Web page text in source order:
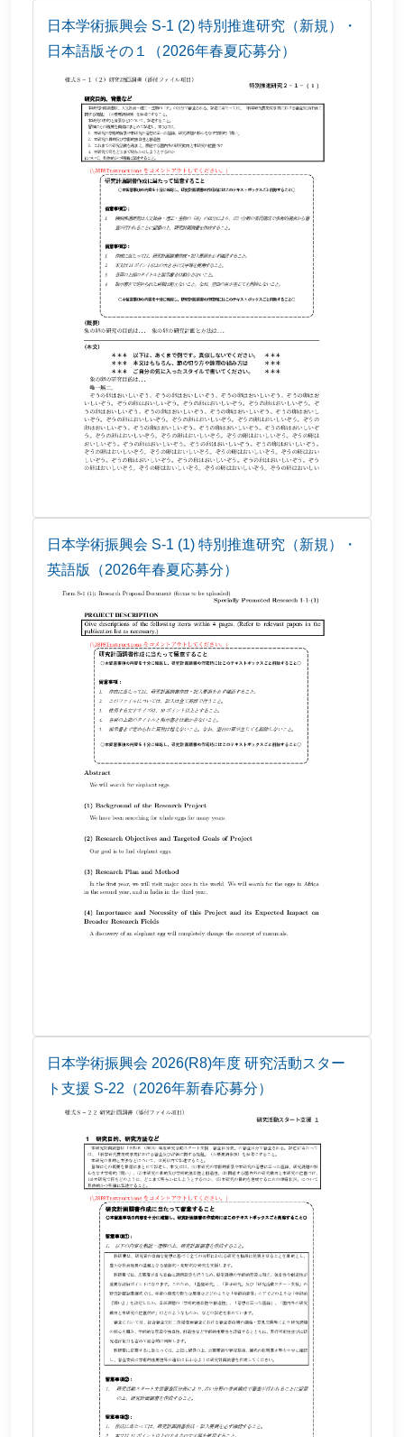
日本学術振興会 S-1 (2) 特別推進研究（新規）・
日本語版その１（2026年春夏応募分）
日本学術振興会 S-1 (1) 特別推進研究（新規）・
英語版（2026年春夏応募分）
日本学術振興会 2026(R8)年度 研究活動スター
ト支援 S-22（2026年新春応募分）